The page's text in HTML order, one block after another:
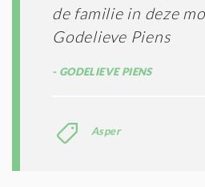
de familie in deze
Godelieve Piens
GODELIEVE PIENS
Asper